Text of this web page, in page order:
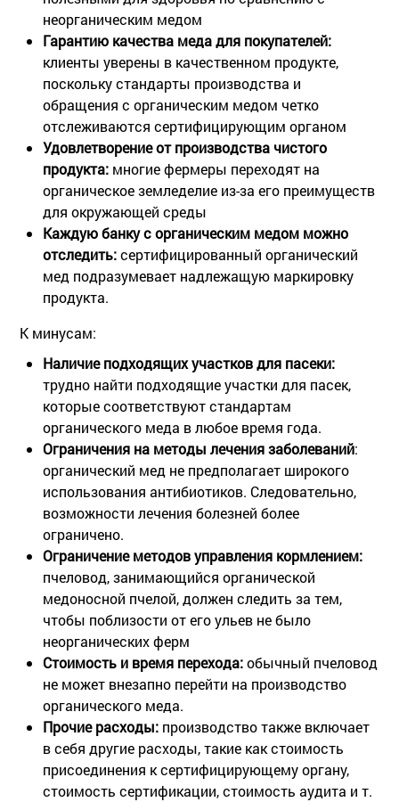
неорганическим медом
Гарантию качества меда для покупателей:
клиенты уверены в качественном продукте,
поскольку стандарты производства и
обращения с органическим медом четко
отслеживаются сертифицирующим органом
Удовлетворение от производства чистого
продукта: многие фермеры переходят на
органическое земледелие из-за его преимуществ
для окружающей среды
Каждую банку с органическим медом можно
отследить:сертифицированный органический
мед подразумевает надлежащую маркировку
продукта.
К минусам:
Наличие подходящих участков для пасеки:
трудно найти подходящие участки для пасек,
которые соответствуют стандартам
органического меда в любое время года.
Ограничения на методы лечения заболеваний:
органический мед не предполагает широкого
использования антибиотиков. Следовательно,
возможности лечения болезней более
ограничено.
Ограничение методов управления кормлением:
пчеловод, занимающийся органической
медоносной пчелой, должен следить за тем,
чтобы поблизости от его ульев не было
неорганических ферм
Стоимость и время перехода:обычный пчеловод
не может внезапно перейти на производство
органического меда.
Прочие расходы: производство также включает
в себя другие расходы, такие как стоимость
присоединения к сертифицирующему органу,
стоимость сертификации, стоимость аудита и т.